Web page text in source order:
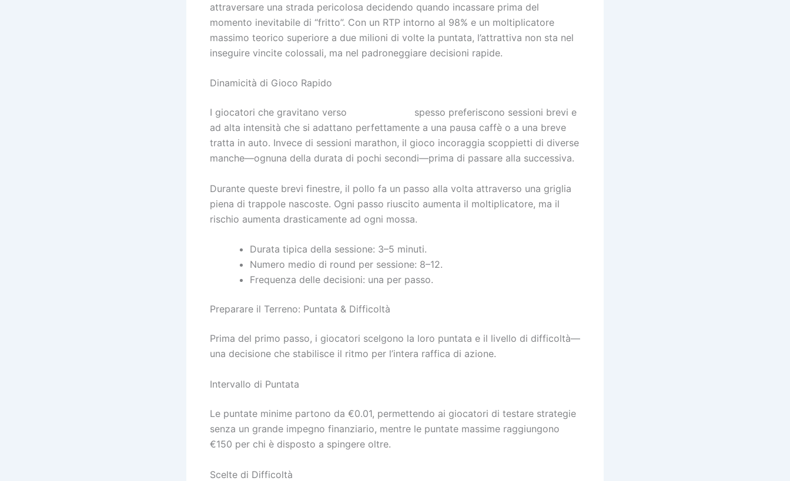
attraversare una strada pericolosa decidendo quando incassare prima del
momento inevitabile di “fritto”. Con un RTP intorno al 98% e un moltiplicatore
massimo teorico superiore a due milioni di volte la puntata, l’attrattiva non sta nel
inseguire vincite colossali, ma nel padroneggiare decisioni rapide.
Dinamicità di Gioco Rapido
I giocatori che gravitano verso
spesso preferiscono sessioni brevi e
ad alta intensità che si adattano perfettamente a una pausa caffè o a una breve
tratta in auto. Invece di sessioni marathon, il gioco incoraggia scoppietti di diverse
manche—ognuna della durata di pochi secondi—prima di passare alla successiva.
Durante queste brevi finestre, il pollo fa un passo alla volta attraverso una griglia
piena di trappole nascoste. Ogni passo riuscito aumenta il moltiplicatore, ma il
rischio aumenta drasticamente ad ogni mossa.
Durata tipica della sessione: 3–5 minuti.
Numero medio di round per sessione: 8–12.
Frequenza delle decisioni: una per passo.
Preparare il Terreno: Puntata & Difficoltà
Prima del primo passo, i giocatori scelgono la loro puntata e il livello di difficoltà—
una decisione che stabilisce il ritmo per l’intera raffica di azione.
Intervallo di Puntata
Le puntate minime partono da €0.01, permettendo ai giocatori di testare strategie
senza un grande impegno finanziario, mentre le puntate massime raggiungono
€150 per chi è disposto a spingere oltre.
Scelte di Difficoltà